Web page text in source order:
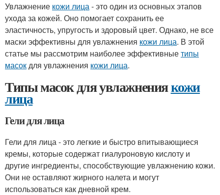
Увлажнение кожи лица- это один из основных этапов
ухода за кожей. Оно помогает сохранить ее
эластичность, упругость и здоровый цвет. Однако, не все
маски эффективны для увлажнения кожи лица. В этой
статье мы рассмотрим наиболее эффективныетипы
масокдля увлажнения кожи лица.
Типы масок для увлажнениякожи
лица
Гели для лица
Гели для лица - это легкие и быстро впитывающиеся
кремы, которые содержат гиалуроновую кислоту и
другие ингредиенты, способствующие увлажнению кожи.
Они не оставляют жирного налета и могут
использоваться как дневной крем.